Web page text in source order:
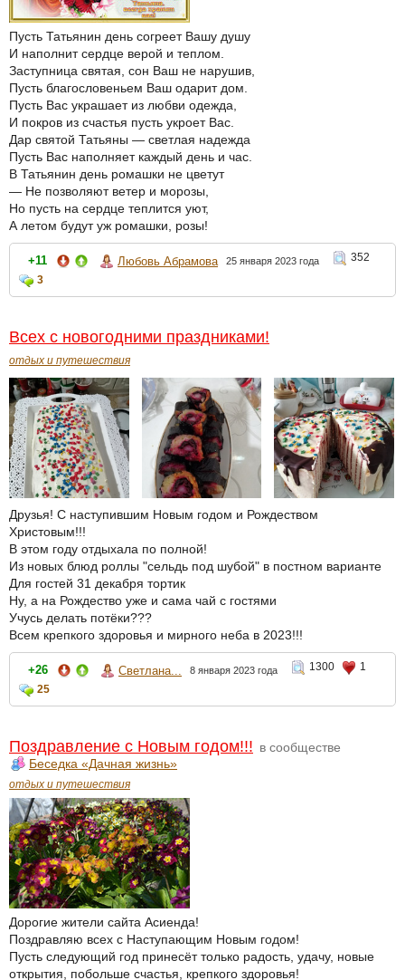
Пусть Татьянин день согреет Вашу душу
И наполнит сердце верой и теплом.
Заступница святая, сон Ваш не нарушив,
Пусть благословеньем Ваш одарит дом.
Пусть Вас украшает из любви одежда,
И покров из счастья пусть укроет Вас.
Дар святой Татьяны — светлая надежда
Пусть Вас наполняет каждый день и час.
В Татьянин день ромашки не цветут
— Не позволяют ветер и морозы,
Но пусть на сердце теплится уют,
А летом будут уж ромашки, розы!
+11 Любовь Абрамова 25 января 2023 года
352
3
Всех с новогодними праздниками!
отдых и путешествия
Друзья! С наступившим Новым годом и Рождеством
Христовым!!!
В этом году отдыхала по полной!
Из новых блюд роллы "сельдь под шубой" в постном варианте
Для гостей 31 декабря тортик
Ну, а на Рождество уже и сама чай с гостями
Учусь делать потёки???
Всем крепкого здоровья и мирного неба в 2023!!!
+26 Светлана... 8 января 2023 года 1300
1
25
Поздравление с Новым годом!!! в сообществе
Беседка «Дачная жизнь»
отдых и путешествия
Дорогие жители сайта Асиенда!
Поздравляю всех с Наступающим Новым годом!
Пусть следующий год принесёт только радость, удачу, новые
открытия, побольше счастья, крепкого здоровья!